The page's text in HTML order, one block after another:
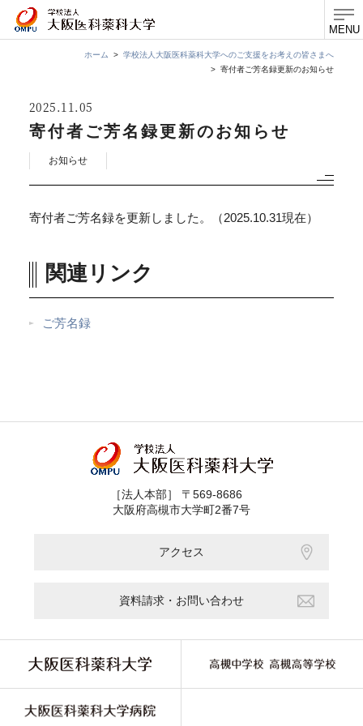
MENU
ホーム
学校法人大阪医科薬科大学へのご支援をお考えの皆さまへ
寄付者ご芳名録更新のお知らせ
2025 11.05
寄付者ご芳名録更新のお知らせ
お知らせ
寄付者ご芳名録を更新しました。（2025.10.31現在）
関連リンク
ご芳名録
［法人本部］ 〒569-8686
大阪府高槻市大学町2番7号
アクセス
資料請求・お問い合わせ